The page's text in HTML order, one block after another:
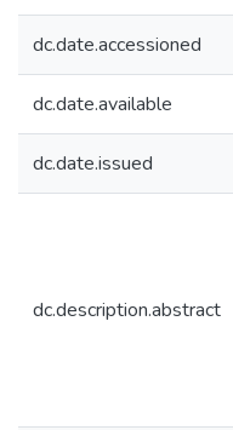
dc.date.accessioned
dc.date.available
dc.date.issued
dc.description.abstract